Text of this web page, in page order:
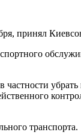
принял
транспорта.